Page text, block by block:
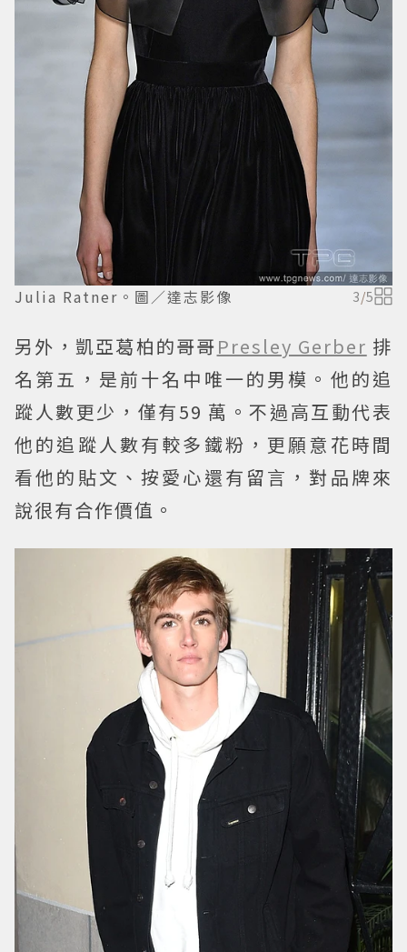
Julia Ratner。圖／達志影像 3/5
另外，凱亞葛柏的哥哥Presley Gerber 排
名第五，是前十名中唯一的男模。他的追
蹤人數更少，僅有59 萬。不過高互動代表
他的追蹤人數有較多鐵粉，更願意花時間
看他的貼文、按愛心還有留言，對品牌來
說很有合作價值。